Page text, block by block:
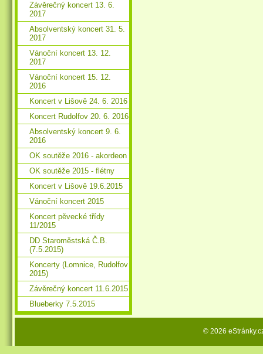
Závěrečný koncert 13. 6.
2017
Absolventský koncert 31. 5.
2017
Vánoční koncert 13. 12.
2017
Vánoční koncert 15. 12.
2016
Koncert v Lišově 24. 6. 2016
Koncert Rudolfov 20. 6. 2016
Absolventský koncert 9. 6.
2016
OK soutěže 2016 - akordeon
OK soutěže 2015 - flétny
Koncert v Lišově 19.6.2015
Vánoční koncert 2015
Koncert pěvecké třídy
11/2015
DD Staroměstská Č.B.
(7.5.2015)
Koncerty (Lomnice, Rudolfov
2015)
Závěrečný koncert 11.6.2015
Blueberky 7.5.2015
© 2026